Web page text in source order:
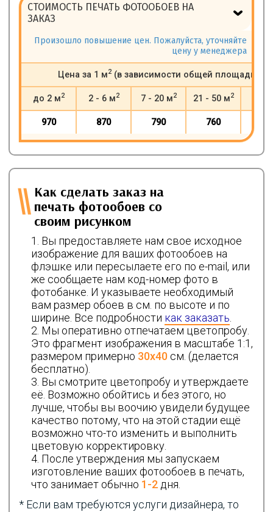
СТОИМОСТЬ ПЕЧАТЬ ФОТООБОЕВ НА
ЗАКАЗ
Произошло повышение цен. Пожалуйста, уточняйте
цену у менеджера
Цена за 1 м2(в зависимости общей площади)
до 2 м2 2 - 6 м2 7 - 20 м2 21 - 50 м2
970 870 790 760
Как сделать заказ на
печать фотообоев со
своим рисунком
Вы предоставляете нам свое исходное
изображение для ваших фотообоев на
флэшке или пересылаете его по e-mail, или
же сообщаете нам код-номер фото в
фотобанке. И указываете необходимый
вам размер обоев в см. по высоте и по
ширине. Все подробности как заказать
Мы оперативно отпечатаем цветопробу.
Это фрагмент изображения в масштабе 1:1,
размером примерно 30х40 см. (делается
бесплатно).
Вы смотрите цветопробу и утверждаете
её. Возможно обойтись и без этого, но
лучше, чтобы вы воочию увидели будущее
качество потому, что на этой стадии ещё
возможно что-то изменить и выполнить
цветовую корректировку.
После утверждения мы запускаем
изготовление ваших фотообоев в печать,
что занимает обычно 1-2 дня.
* Если вам требуются услуги дизайнера, то